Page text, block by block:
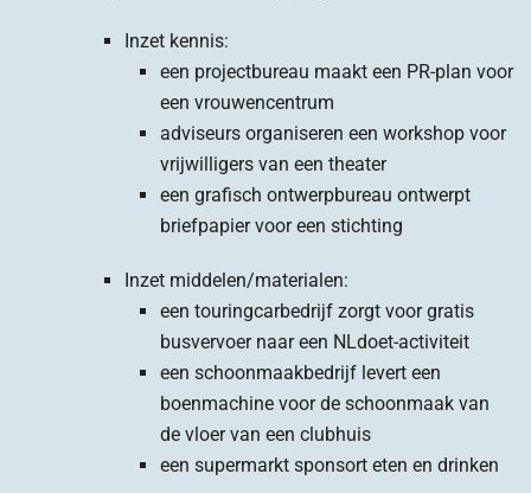
Inzet kennis:
een projectbureau maakt een PR-plan voor
een vrouwencentrum
adviseurs organiseren een workshop voor
vrijwilligers van een theater
een grafisch ontwerpbureau ontwerpt
briefpapier voor een stichting
Inzet middelen/materialen:
een touringcarbedrijf zorgt voor gratis
busvervoer naar een NLdoet-activiteit
een schoonmaakbedrijf levert een
boenmachine voor de schoonmaak van
de vloer van een clubhuis
een supermarkt sponsort eten en drinken